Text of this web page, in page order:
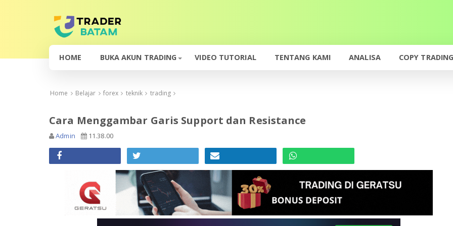
HOME BUKA AKUN TRADING VIDEO TUTORIAL TENTANG KAMI ANALISA COPY TRADING
Home Belajar forex teknik trading
Cara Menggambar Garis Support dan Resistance
Admin 11.38.00